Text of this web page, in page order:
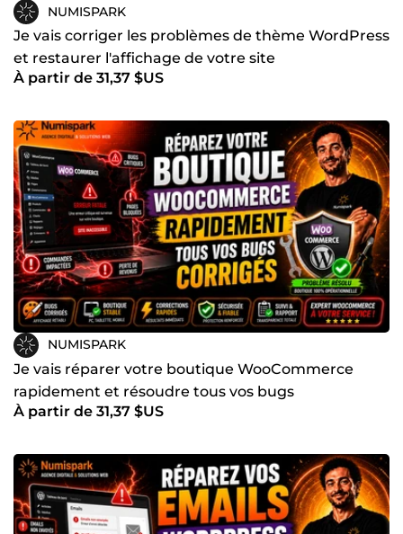
NUMISPARK
Je vais corriger les problèmes de thème WordPress
et restaurer l'affichage de votre site
À partir de 31,37 $US
NUMISPARK
Je vais réparer votre boutique WooCommerce
rapidement et résoudre tous vos bugs
À partir de 31,37 $US